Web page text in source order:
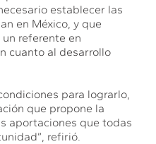
establecer las
en México, y que
referente en
cuanto al desarrollo
para lograrlo,
que propone la
aportaciones que todas
refirió.